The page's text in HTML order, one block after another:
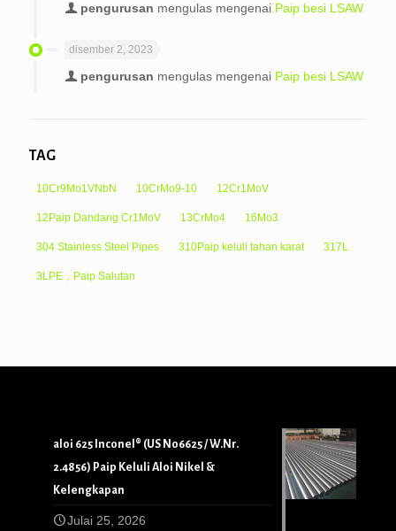
pengurusan mengulas mengenai Paip besi LSAW
disember 2, 2023
pengurusan mengulas mengenai Paip besi LSAW
TAG
10Cr9Mo1VNbN 10CrMo9-10 12Cr1MoV
12Paip Dandang Cr1MoV 13CrMo4 16Mo3
304 Stainless Steel Pipes 310Paip keluli tahan karat 317L
3LPE，Paip Salutan
aloi 625 Inconel® (US N06625 / W.Nr.
2.4856) Paip Keluli Aloi Nikel &
Kelengkapan
Julai 25, 2026